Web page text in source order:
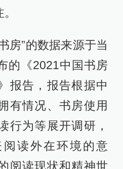
房”的数据来源于当
的《2021中国书房
报告，报告根据中
有情况、书房使用
行为等展开调研，
读外在环境的意
阅读现状和精神世